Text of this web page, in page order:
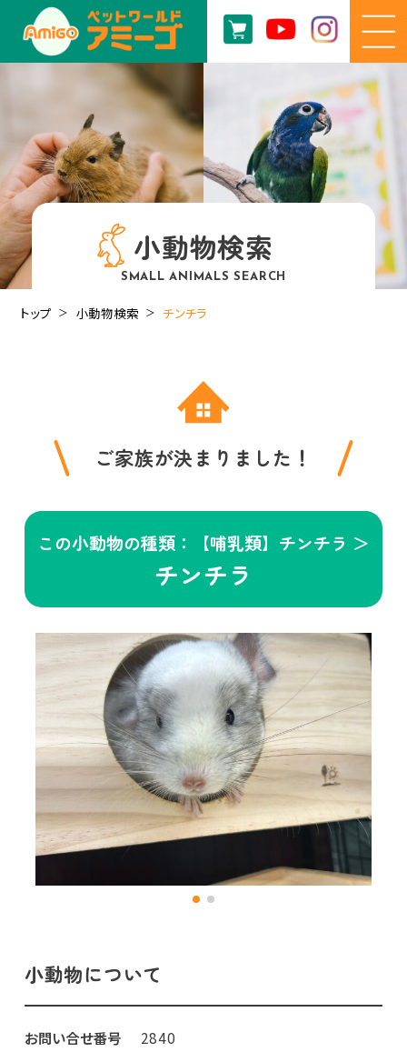
小動物検索
SMALL ANIMALS SEARCH
トップ 小動物検索 チンチラ
ご家族が決まりました！
この小動物の種類：【哺乳類】チンチラ ＞
チンチラ
小動物について
お問い合せ番号
2840